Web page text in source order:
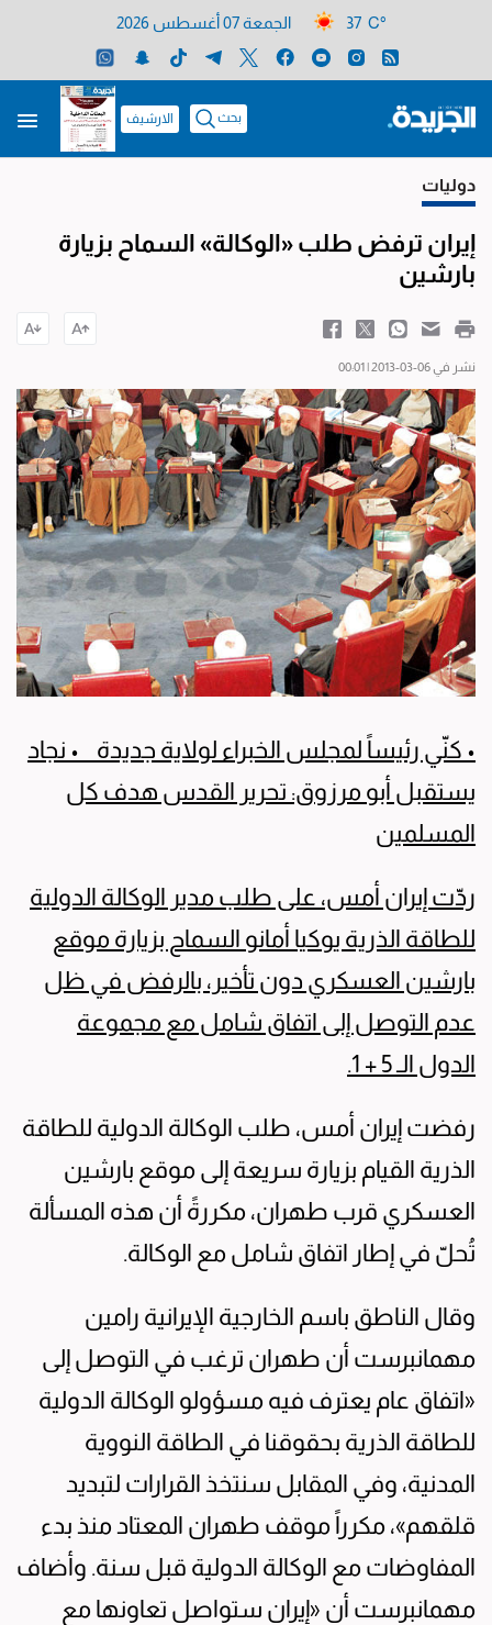
37 C° الجمعة 07 أغسطس 2026
بحث الارشيف
دوليات
إيران ترفض طلب «الوكالة» السماح بزيارة
بارشين
نشر في 06-03-2013 | 00:01
• كنّي رئيساً لمجلس الخبراء لولاية جديدة • نجاد
يستقبل أبو مرزوق: تحرير القدس هدف كل
المسلمين
ردّت إيران أمس، على طلب مدير الوكالة الدولية
للطاقة الذرية يوكيا أمانو السماح بزيارة موقع
بارشين العسكري دون تأخير، بالرفض في ظل
عدم التوصل إلى اتفاق شامل مع مجموعة
الدول الـ 5 + 1.
رفضت إيران أمس، طلب الوكالة الدولية للطاقة
الذرية القيام بزيارة سريعة إلى موقع بارشين
العسكري قرب طهران، مكررةً أن هذه المسألة
تُحلّ في إطار اتفاق شامل مع الوكالة.
وقال الناطق باسم الخارجية الإيرانية رامين
مهمانبرست أن طهران ترغب في التوصل إلى
«اتفاق عام يعترف فيه مسؤولو الوكالة الدولية
للطاقة الذرية بحقوقنا في الطاقة النووية
المدنية، وفي المقابل سنتخذ القرارات لتبديد
قلقهم»، مكرراً موقف طهران المعتاد منذ بدء
المفاوضات مع الوكالة الدولية قبل سنة. وأضاف
مهمانبرست أن «إيران ستواصل تعاونها مع